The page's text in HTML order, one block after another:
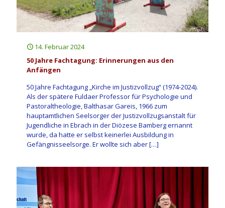
14. Februar 2024
50 Jahre Fachtagung: Erinnerungen aus den
Anfängen
50 Jahre Fachtagung „Kirche im Justizvollzug“ (1974-2024).
Als der spätere Fuldaer Professor für Psychologie und
Pastoraltheologie, Balthasar Gareis, 1966 zum
hauptamtlichen Seelsorger der Justizvollzugsanstalt für
Jugendliche in Ebrach in der Diözese Bamberg ernannt
wurde, da hatte er selbst keinerlei Ausbildung in
Gefängnisseelsorge. Er wollte sich aber[…]